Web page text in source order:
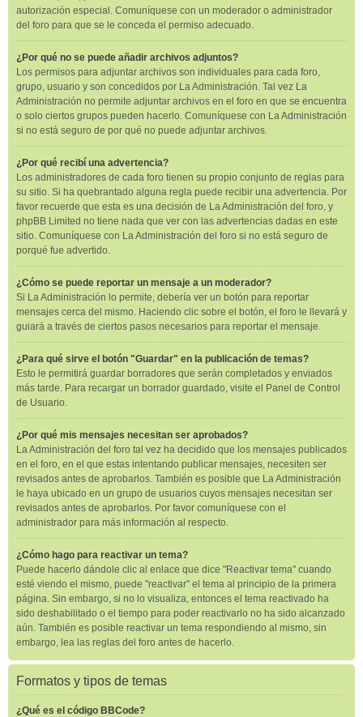
autorización especial. Comuníquese con un moderador o administrador
del foro para que se le conceda el permiso adecuado.
¿Por qué no se puede añadir archivos adjuntos?
Los permisos para adjuntar archivos son individuales para cada foro,
grupo, usuario y son concedidos por La Administración. Tal vez La
Administración no permite adjuntar archivos en el foro en que se encuentra
o solo ciertos grupos pueden hacerlo. Comuníquese con La Administración
si no está seguro de por qué no puede adjuntar archivos.
¿Por qué recibí una advertencia?
Los administradores de cada foro tienen su propio conjunto de reglas para
su sitio. Si ha quebrantado alguna regla puede recibir una advertencia. Por
favor recuerde que esta es una decisión de La Administración del foro, y
phpBB Limited no tiene nada que ver con las advertencias dadas en este
sitio. Comuníquese con La Administración del foro si no está seguro de
porqué fue advertido.
¿Cómo se puede reportar un mensaje a un moderador?
Si La Administración lo permite, debería ver un botón para reportar
mensajes cerca del mismo. Haciendo clic sobre el botón, el foro le llevará y
guiará a través de ciertos pasos necesarios para reportar el mensaje.
¿Para qué sirve el botón "Guardar" en la publicación de temas?
Esto le permitirá guardar borradores que serán completados y enviados
más tarde. Para recargar un borrador guardado, visite el Panel de Control
de Usuario.
¿Por qué mis mensajes necesitan ser aprobados?
La Administración del foro tal vez ha decidido que los mensajes publicados
en el foro, en el que estas intentando publicar mensajes, necesiten ser
revisados antes de aprobarlos. También es posible que La Administración
le haya ubicado en un grupo de usuarios cuyos mensajes necesitan ser
revisados antes de aprobarlos. Por favor comuníquese con el
administrador para más información al respecto.
¿Cómo hago para reactivar un tema?
Puede hacerlo dándole clic al enlace que dice "Reactivar tema" cuando
esté viendo el mismo, puede "reactivar" el tema al principio de la primera
página. Sin embargo, si no lo visualiza, entonces el tema reactivado ha
sido deshabilitado o el tiempo para poder reactivarlo no ha sido alcanzado
aún. También es posible reactivar un tema respondiendo al mismo, sin
embargo, lea las reglas del foro antes de hacerlo.
Formatos y tipos de temas
¿Qué es el código BBCode?